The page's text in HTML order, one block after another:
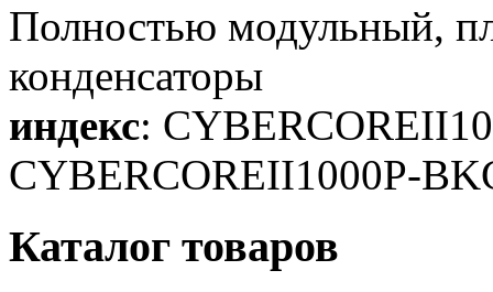
Полностью модульный,
конденсаторы
индекс:
CYBERCOREII1000P-
Каталог товаров